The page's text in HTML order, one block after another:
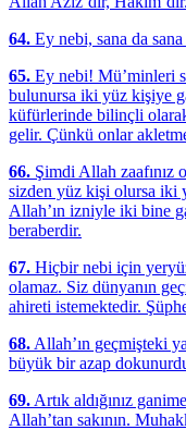
64. Ey nebi, sana da
65. Ey nebi! Mü’minleri
bulunursa iki yüz kişiye
küfürlerinde bilinçli
gelir. Çünkü onlar
66. Şimdi Allah
sizden yüz kişi olursa iki
Allah’ın izniyle iki bine
beraberdir.
67. Hiçbir nebi için
olamaz. Siz dünyanın
ahireti istemektedir.
68. Allah’ın geçmişteki
büyük bir azap
69. Artık aldığınız
Allah’tan sakının.